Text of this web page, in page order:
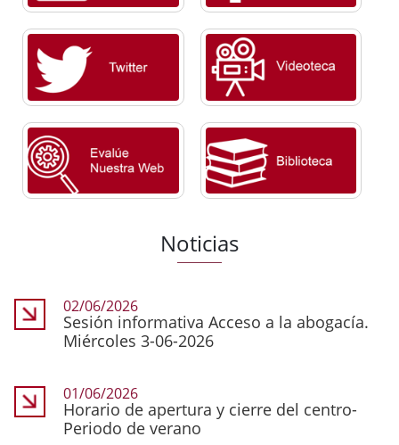
Noticias
02/06/2026
Sesión informativa Acceso a la abogacía.
Miércoles 3-06-2026
01/06/2026
Horario de apertura y cierre del centro-
Periodo de verano